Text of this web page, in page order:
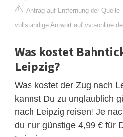
Antrag auf Entfernung der Quelle
vollständige Antwort auf vvo-
Was kostet
Leipzig?
Was kostet der Zug nach
kannst Du zu unglaublich
nach Leipzig reisen! Je
du nur günstige 4,99 € für